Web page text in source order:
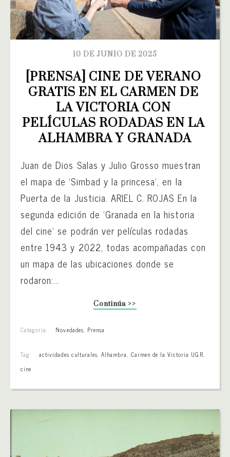
10 DE JUNIO DE 2025
[PRENSA] CINE DE VERANO
GRATIS EN EL CARMEN DE
LA VICTORIA CON
PELÍCULAS RODADAS EN LA
ALHAMBRA Y GRANADA
Juan de Dios Salas y Julio Grosso muestran
el mapa de ‘Simbad y la princesa’, en la
Puerta de la Justicia. ARIEL C. ROJAS En la
segunda edición de ‘Granada en la historia
del cine’ se podrán ver películas rodadas
entre 1943 y 2022, todas acompañadas con
un mapa de las ubicaciones donde se
rodaron:...
Continúa >>
Categoría: Novedades, Prensa
Tag: actividades culturales,Alhambra, Carmen de la Victoria UGR,
cine